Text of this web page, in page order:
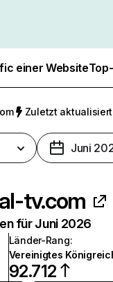
einer Website
Zuletzt
Juni
tv.com
für Juni 2026
Länder-Rang:
Vereinigtes
92.712